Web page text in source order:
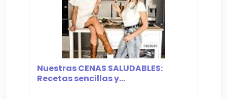
Nuestras CENAS SALUDABLES:
Recetas sencillas y...